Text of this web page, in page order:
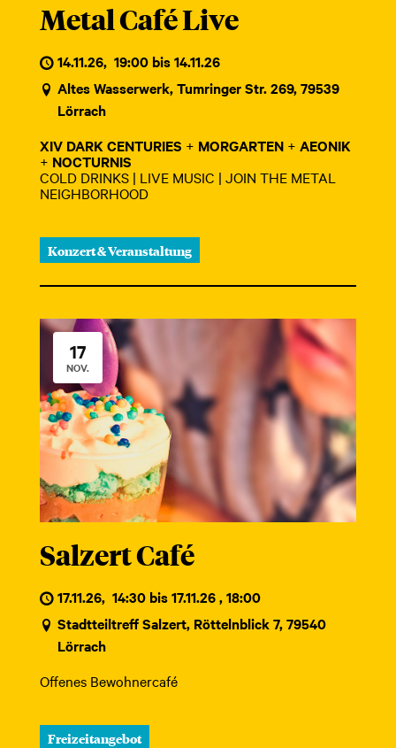
Metal Café Live
14.11.26, 19:00 bis 14.11.26
Altes Wasserwerk, Tumringer Str. 269, 79539
Lörrach
XIV DARK CENTURIES + MORGARTEN + AEONIK
+ NOCTURNIS
COLD DRINKS | LIVE MUSIC | JOIN THE METAL
NEIGHBORHOOD
Konzert & Veranstaltung
17
NOV.
Salzert Café
17.11.26, 14:30 bis 17.11.26 , 18:00
Stadtteiltreff Salzert, Röttelnblick 7, 79540
Lörrach
Offenes Bewohnercafé
Freizeitangebot